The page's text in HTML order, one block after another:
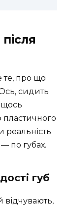
те, про що
Ось, сидить
щось
пластичного
реальність
по губах.
губ
відчувають,